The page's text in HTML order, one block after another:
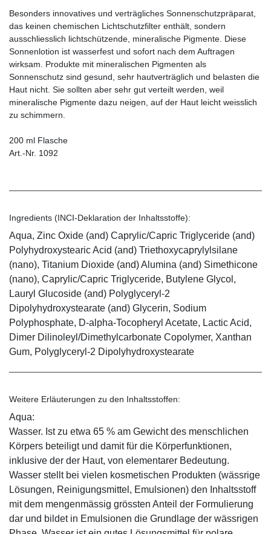
Besonders innovatives und verträgliches Sonnenschutzpräparat,
das keinen chemischen Lichtschutzfilter enthält, sondern
ausschliesslich lichtschützende, minera­lische Pigmente. Diese
Sonnenlotion ist wasserfest und sofort nach dem Auftragen
wirksam. Produkte mit mineralischen Pigmenten als
Sonnenschutz sind gesund, sehr hautverträglich und belasten die
Haut nicht. Sie sollten aber sehr gut verteilt werden, weil
mineralische Pigmente dazu neigen, auf der Haut leicht weisslich
zu schimmern.
200 ml Flasche
Art.-Nr. 1092
Ingredients (INCI-Deklaration der Inhaltsstoffe):
Aqua, Zinc Oxide (and) Caprylic/Capric Triglyceride (and)
Polyhydroxystearic Acid (and) Triethoxycaprylylsilane
(nano), Titanium Dioxide (and) Alumina (and) Simethicone
(nano), Caprylic/Capric Triglyceride, Butylene Glycol,
Lauryl Glucoside (and) Polyglyceryl-2
Dipolyhydroxystearate (and) Glycerin, Sodium
Polyphosphate, D-alpha-Tocopheryl Acetate, Lactic Acid,
Dimer Dilinoleyl/Dimethylcarbonate Copolymer, Xanthan
Gum, Polyglyceryl-2 Dipolyhydroxystearate
Weitere Erläuterungen zu den Inhaltsstoffen:
Aqua:
Wasser. Ist zu etwa 65 % am Gewicht des menschlichen
Körpers beteiligt und damit für die Körperfunktionen,
inklusive der der Haut, von elementarer Bedeutung.
Wasser stellt bei vielen kosmetischen Produkten (wässrige
Lösungen, Reinigungsmittel, Emulsionen) den Inhaltsstoff
mit dem mengenmässig grössten Anteil der Formulierung
dar und bildet in Emulsionen die Grundlage der wässrigen